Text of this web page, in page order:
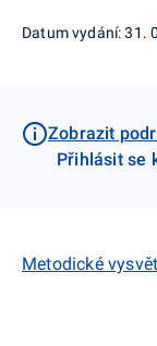
Datum vydání: 31.
Zobrazit
Přihlásit se
Metodické